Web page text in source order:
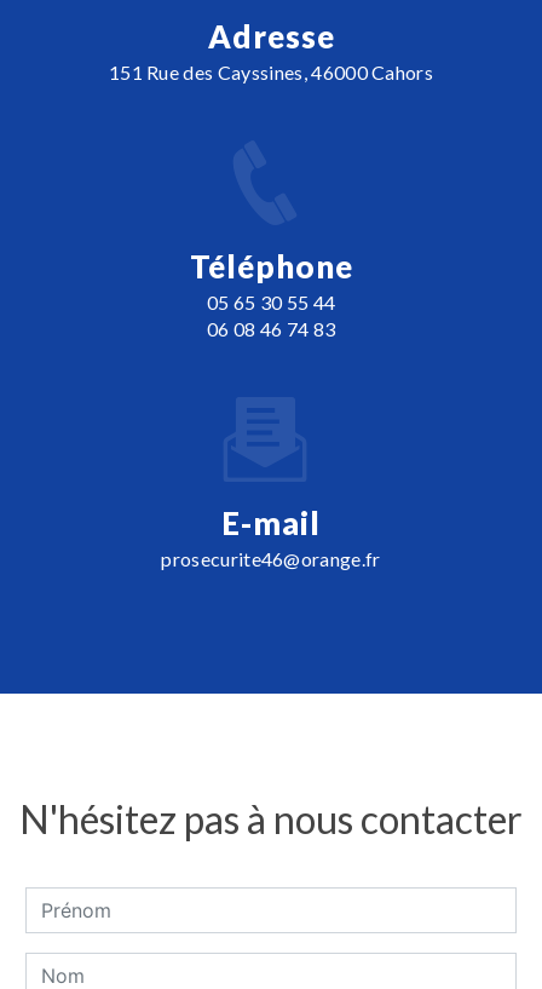
Adresse
151 Rue des Cayssines, 46000 Cahors
Téléphone
05 65 30 55 44
06 08 46 74 83
E-mail
prosecurite46@orange.fr
N'hésitez pas à nous contacter